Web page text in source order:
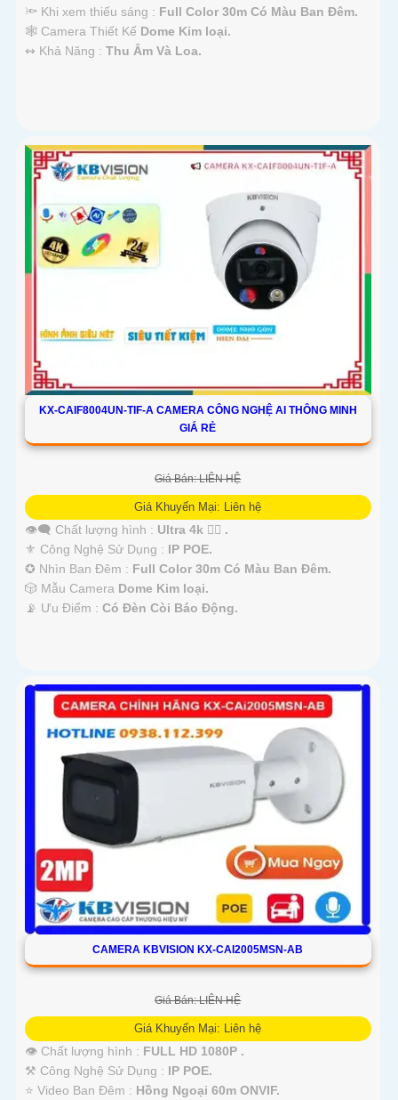
🔦 Khi xem thiếu sáng : Full Color 30m Có Màu Ban Ðêm.
🕸️ Camera Thiết Kế Dome Kim loại.
️↭ Khả Năng : Thu Âm Và Loa.
KX-CAIF8004UN-TIF-A CAMERA CÔNG NGHỆ AI THÔNG MINH
GIÁ RẺ
Giá Bán: LIÊN HỆ
Giá Khuyến Mại: Liên hệ
👁️‍🗨 Chất lượng hình : Ultra 4k 👍🏾 .
⚜️ Công Nghệ Sử Dụng : IP POE.
✪ Nhìn Ban Đêm : Full Color 30m Có Màu Ban Ðêm.
🎲 Mẫu Camera Dome Kim loại.
️📡 Ưu Điểm : Có Ðèn Còi Báo Động.
CAMERA KBVISION KX-CAI2005MSN-AB
Giá Bán: LIÊN HỆ
Giá Khuyến Mại: Liên hệ
👁 Chất lượng hình : FULL HD 1080P .
⚒ Công Nghệ Sử Dụng : IP POE.
⭐ Video Ban Đêm : Hồng Ngoại 60m ONVIF.